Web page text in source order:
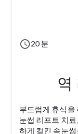
schedule20 분
역
부드럽게 휴식을
눈썹 리프트 치
하게 컬킨 속눈